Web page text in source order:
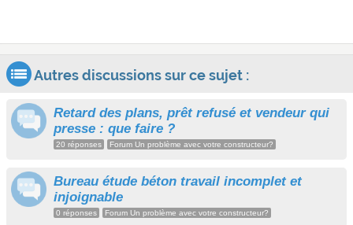
Autres discussions sur ce sujet :
Retard des plans, prêt refusé et vendeur qui
presse : que faire ?
20 réponses Forum Un problème avec votre constructeur?
Bureau étude béton travail incomplet et
injoignable
0 réponses Forum Un problème avec votre constructeur?